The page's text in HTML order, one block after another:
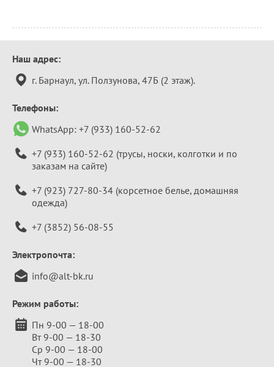
Контактная
информация
Наш адрес:
г. Барнаул, ул. Ползунова, 47Б (2 этаж).
Телефоны:
WhatsApp: +7 (933) 160-52-62
+7 (933) 160-52-62 (трусы, носки, колготки и по
заказам на сайте)
+7 (923) 727-80-34 (корсетное белье, домашняя
одежда)
+7 (3852) 56-08-55
Электропочта:
info@alt-bk.ru
Режим работы:
Пн 9-00 — 18-00
Вт 9-00 — 18-30
Ср 9-00 — 18-00
Чт 9-00 — 18-30